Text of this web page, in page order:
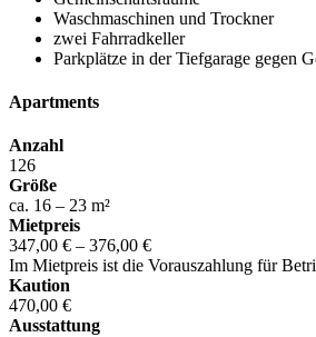
Waschmaschinen und Trockner
zwei Fahrradkeller
Parkplätze in der Tiefgarage gegen
Apartments
Anzahl
126
Größe
ca. 16 – 23 m²
Mietpreis
347,00 € – 376,00 €
Im Mietpreis ist die Vorauszahlung für
Kaution
470,00 €
Ausstattung